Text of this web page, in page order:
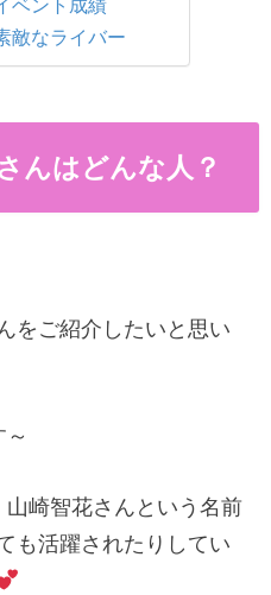
ベント成績
敵なライバー
んはどんな人？
をご紹介したいと思い
山崎智花さんという名前
も活躍されたりしてい